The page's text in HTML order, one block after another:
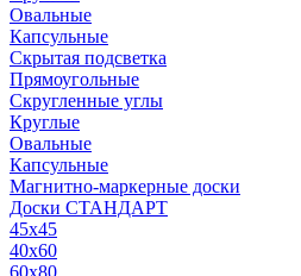
Овальные
Капсульные
Скрытая подсветка
Прямоугольные
Скругленные углы
Круглые
Овальные
Капсульные
Магнитно-маркерные доски
Доски СТАНДАРТ
45x45
40x60
60x80